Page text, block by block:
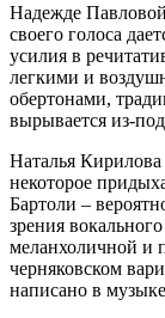
Надежде
своего голоса
усилия в
легкими и
обертонами,
вырывается из-
Наталья Кирилова
некоторое
Бартоли –
зрения
меланхоличной и
черняковском
написано в